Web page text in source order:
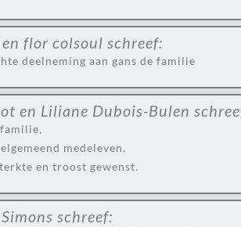
flor colsoul schreef:
deelneming aan gans de familie
en Liliane Dubois-Bulen
medeleven.
en troost gewenst.
schreef: